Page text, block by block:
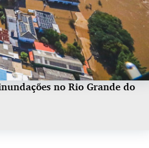
no Rio Grande do